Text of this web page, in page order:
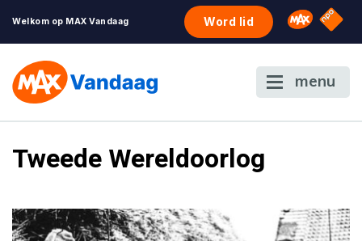
Welkom op MAX Vandaag Word lid Omroep
NPO
menu
Tweede Wereldoorlog